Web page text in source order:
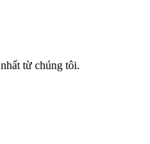
từ chúng tôi.